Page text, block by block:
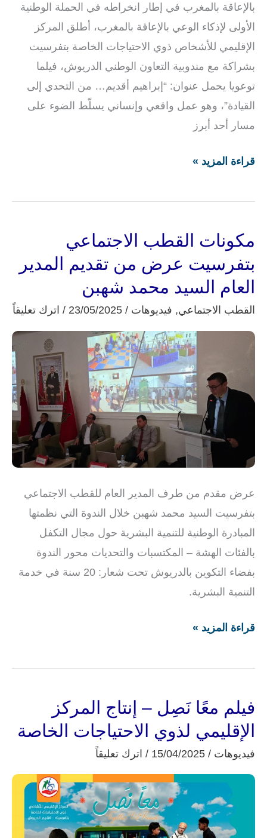
بالإعاقة بالمغرب في إطار انخراطه في الحملة الوطنية
الأولى لإذكاء الوعي بالإعاقة بالمغرب، أطلق المركز
الإقليمي للأشخاص ذوي الاحتياجات الخاصة بتفرسيت
بشراكة مع مندوبية التعاون الوطني الدريوش، فيلما
توعويا يحمل عنوان: “إبراهيم أقديم… من التحدي إلى
القيادة”، وهو عمل واقعي وإنساني يسلّط الضوء على
مسار أحد أبرز
قراءة المزيد »
مكونات القطب الاجتماعي
بتفرسيت عرض من تقديم المدير
العام السيد محمد شهبن
القطب الاجتماعي, فيديوهات /
23/05/2025
/ اترك تعليقاً
عرض مقدم من طرف المدير العام للقطب الاجتماعي
بتفرسيت السيد محمد شهبن خلال الندوة التي نظمتها
المبادرة الوطنية للتنمية البشرية حول مجال التكفل
بالفئات الهشة – المكتسبات والتحديات محور الندوة
بفضاء التكوين بالدريوش تحت شعار: 20 سنة في خدمة
التنمية البشرية.
مكونات
القطب
الاجتماعي
بتفرسيت
عرض
من
المدير
العام
شهبن
قراءة المزيد »
فيلم معًا نَصِل – إنتاج المركز
الإقليمي لذوي الاحتياجات الخاصة
فيديوهات /
15/04/2025
/ اترك تعليقاً
فيلم
معًا
نَصِل
إنتاج
المركز
الإقليمي